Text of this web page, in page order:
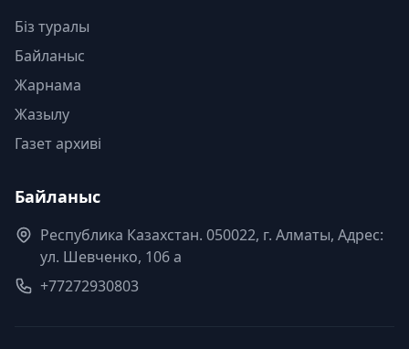
Біз туралы
Байланыс
Жарнама
Жазылу
Газет архиві
Байланыс
Республика Казахстан. 050022, г. Алматы, Адрес:
ул. Шевченко, 106 а
+77272930803